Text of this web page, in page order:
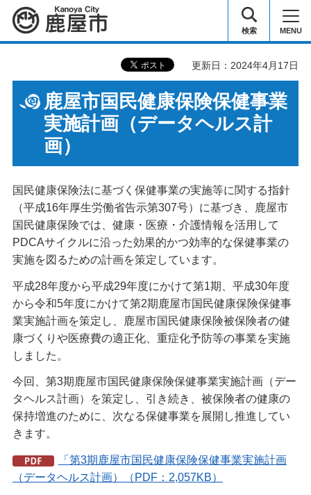
鹿屋市 検索 MENU
更新日：2024年4月17日
鹿屋市国民健康保険保健事業
実施計画（データヘルス計
画）
国民健康保険法に基づく保健事業の実施等に関する指針
（平成16年厚生労働省告示第307号）に基づき、鹿屋市
国民健康保険では、健康・医療・介護情報を活用して
PDCAサイクルに沿った効果的かつ効率的な保健事業の
実施を図るための計画を策定しています。
平成28年度から平成29年度にかけて第1期、平成30年度
から令和5年度にかけて第2期鹿屋市国民健康保険保健事
業実施計画を策定し、鹿屋市国民健康保険被保険者の健
康づくりや医療費の適正化、重症化予防等の事業を実施
しました。
今回、第3期鹿屋市国民健康保険保健事業実施計画（デー
タヘルス計画）を策定し、引き続き、被保険者の健康の
保持増進のために、次なる保健事業を展開し推進してい
きます。
「第3期鹿屋市国民健康保険保健事業実施計画
（データヘルス計画）（PDF：2,057KB）